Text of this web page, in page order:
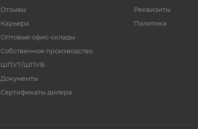
Отзывы
Карьера
Оптовые офис-склады
Собственное производство
ШПУТ/ШПУВ
Документы
Сертификаты дилера
Реквизиты
Политика